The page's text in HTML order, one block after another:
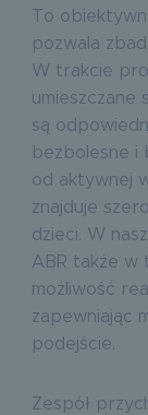
To
pozwala
W trakcie
umieszczane
są
bezbolesne i
od aktywnej
znajduje
dzieci. W
ABR także w
możliwość
zapewniając
podejście.
Zespół